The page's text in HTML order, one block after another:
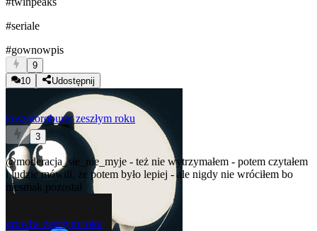
#seriale
#gownowpis
9
10
Udostępnij
koszotoroburw zeszłym roku
3
@moderacja_sie_nie_myje - też nie wytrzymałem - potem czytałem
i ludzie mówili, że potem było lepiej - ale nigdy nie wróciłem bo
niesmak pozostał
growlw zeszłym roku